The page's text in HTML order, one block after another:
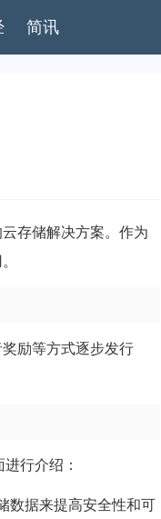
简讯
云存储解决方案。作为
励等方式逐步发行
行介绍：
数据来提高安全性和可